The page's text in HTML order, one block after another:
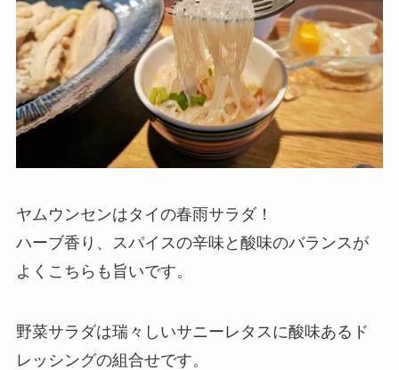
ヤムウンセンはタイの春雨サラダ！
ハーブ香り、スパイスの辛味と酸味のバランスが
よくこちらも旨いです。
野菜サラダは瑞々しいサニーレタスに酸味あるド
レッシングの組合せです。